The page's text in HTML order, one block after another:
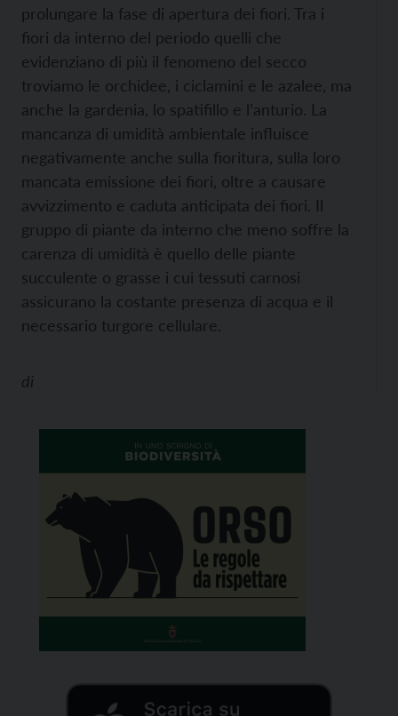
prolungare la fase di apertura dei fiori. Tra i
fiori da interno del periodo quelli che
evidenziano di più il fenomeno del secco
troviamo le orchidee, i ciclamini e le azalee, ma
anche la gardenia, lo spatifillo e l’anturio. La
mancanza di umidità ambientale influisce
negativamente anche sulla fioritura, sulla loro
mancata emissione dei fiori, oltre a causare
avvizzimento e caduta anticipata dei fiori. Il
gruppo di piante da interno che meno soffre la
carenza di umidità è quello delle piante
succulente o grasse i cui tessuti carnosi
assicurano la costante presenza di acqua e il
necessario turgore cellulare.
di